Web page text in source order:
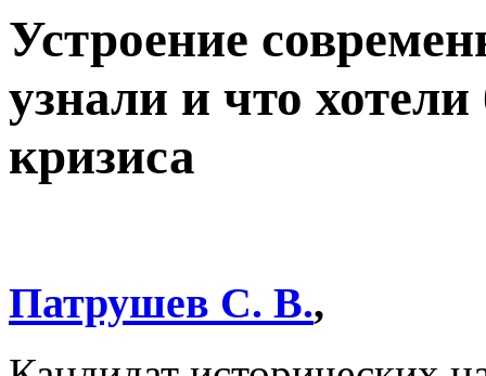
Устроение
узнали и что
кризиса
Патрушев С. В.,